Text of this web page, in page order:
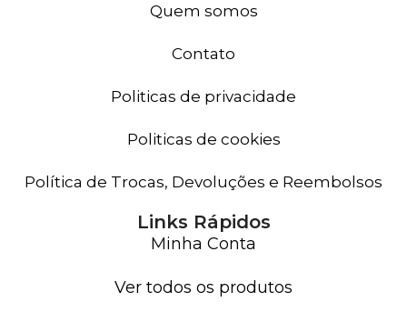
Quem somos
Contato
Politicas de privacidade
Politicas de cookies
Política de Trocas, Devoluções e Reembolsos
Links Rápidos
Minha Conta
Ver todos os produtos